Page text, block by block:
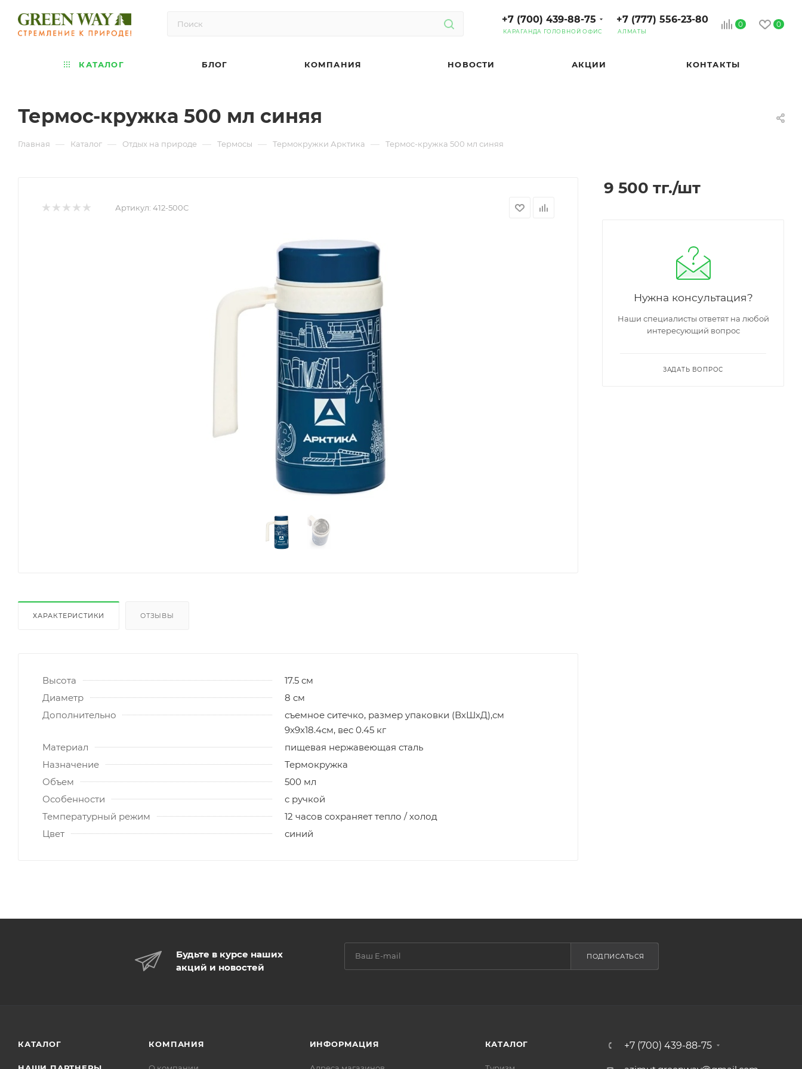
0 0
+7 (777) 556-23-80
АЛМАТЫ
+7 (700) 439-88-75
КАРАГАНДА ГОЛОВНОЙ ОФИС
КАТАЛОГ БЛОГ КОМПАНИЯ НОВОСТИ АКЦИИ КОНТАКТЫ
Термос-кружка 500 мл синяя
Главная — Каталог — Отдых на природе — Термосы — Термокружки Арктика — Термос-кружка 500 мл синяя
Артикул: 412-500С
ХАРАКТЕРИСТИКИ ОТЗЫВЫ
Высота
17.5 см
Диаметр
8 см
Дополнительно
съемное ситечко, размер упаковки (ВхШхД),см
9x9x18.4см, вес 0.45 кг
Материал
пищевая нержавеющая сталь
Назначение
Термокружка
Объем
500 мл
Особенности
с ручкой
Температурный режим
12 часов сохраняет тепло / холод
Цвет
синий
9 500 тг./шт
Нужна консультация?
Наши специалисты ответят на любой
интересующий вопрос
ЗАДАТЬ ВОПРОС
Будьте в курсе наших
акций и новостей
ПОДПИСАТЬСЯ
КАТАЛОГ КОМПАНИЯ ИНФОРМАЦИЯ КАТАЛОГ +7 (700) 439-88-75